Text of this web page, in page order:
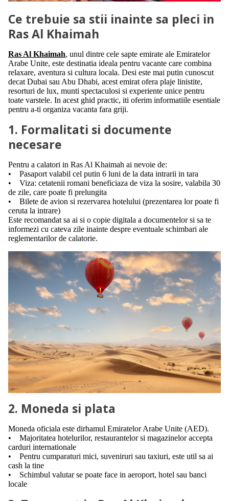
Ce trebuie sa stii inainte sa pleci in
Ras Al Khaimah
Ras Al Khaimah, unul dintre cele sapte emirate ale Emiratelor
Arabe Unite, este destinatia ideala pentru vacante care combina
relaxare, aventura si cultura locala. Desi este mai putin cunoscut
decat Dubai sau Abu Dhabi, acest emirat ofera plaje linistite,
resorturi de lux, munti spectaculosi si experiente unice pentru
toate varstele. In acest ghid practic, iti oferim informatiile esentiale
pentru a-ti organiza vacanta fara griji.
1. Formalitati si documente
necesare
Pentru a calatori in Ras Al Khaimah ai nevoie de:
• Pasaport valabil cel putin 6 luni de la data intrarii in tara
• Viza: cetatenii romani beneficiaza de viza la sosire, valabila 30
de zile, care poate fi prelungita
• Bilete de avion si rezervarea hotelului (prezentarea lor poate fi
ceruta la intrare)
Este recomandat sa ai si o copie digitala a documentelor si sa te
informezi cu cateva zile inainte despre eventuale schimbari ale
reglementarilor de calatorie.
2. Moneda si plata
Moneda oficiala este dirhamul Emiratelor Arabe Unite (AED).
• Majoritatea hotelurilor, restaurantelor si magazinelor accepta
carduri internationale
• Pentru cumparaturi mici, suveniruri sau taxiuri, este util sa ai
cash la tine
• Schimbul valutar se poate face in aeroport, hotel sau banci
locale